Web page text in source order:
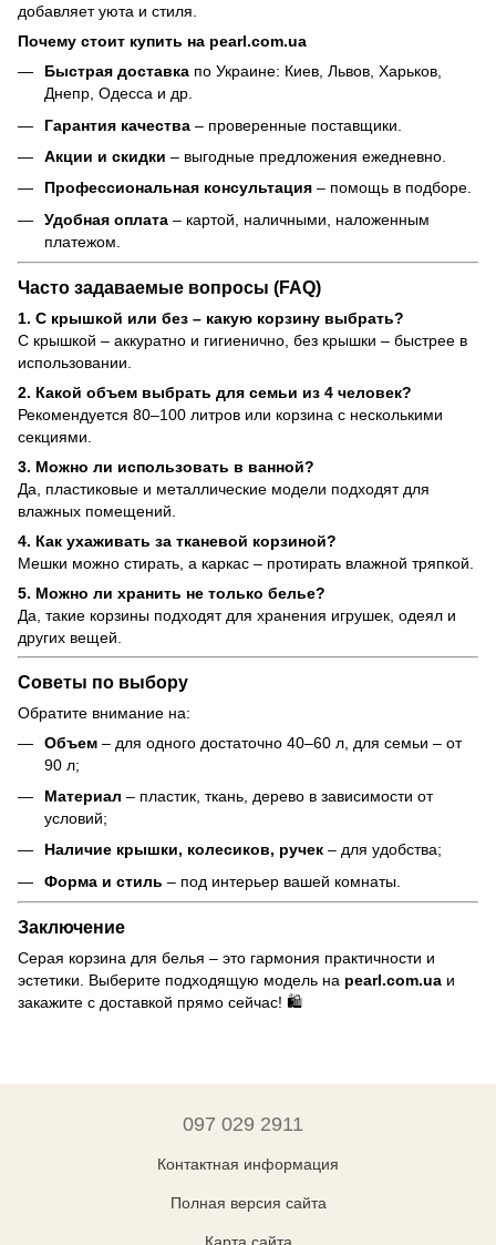
добавляет уюта и стиля.
Почему стоит купить на pearl.com.ua
Быстрая доставка по Украине: Киев, Львов, Харьков,
Днепр, Одесса и др.
Гарантия качества – проверенные поставщики.
Акции и скидки – выгодные предложения ежедневно.
Профессиональная консультация – помощь в подборе.
Удобная оплата – картой, наличными, наложенным
платежом.
Часто задаваемые вопросы (FAQ)
1. С крышкой или без – какую корзину выбрать?
С крышкой – аккуратно и гигиенично, без крышки – быстрее в
использовании.
2. Какой объем выбрать для семьи из 4 человек?
Рекомендуется 80–100 литров или корзина с несколькими
секциями.
3. Можно ли использовать в ванной?
Да, пластиковые и металлические модели подходят для
влажных помещений.
4. Как ухаживать за тканевой корзиной?
Мешки можно стирать, а каркас – протирать влажной тряпкой.
5. Можно ли хранить не только белье?
Да, такие корзины подходят для хранения игрушек, одеял и
других вещей.
Советы по выбору
Обратите внимание на:
Объем – для одного достаточно 40–60 л, для семьи – от
90 л;
Материал – пластик, ткань, дерево в зависимости от
условий;
Наличие крышки, колесиков, ручек – для удобства;
Форма и стиль – под интерьер вашей комнаты.
Заключение
Серая корзина для белья – это гармония практичности и
эстетики. Выберите подходящую модель на pearl.com.ua и
закажите с доставкой прямо сейчас! 🛍️
097 029 2911
Контактная информация
Полная версия сайта